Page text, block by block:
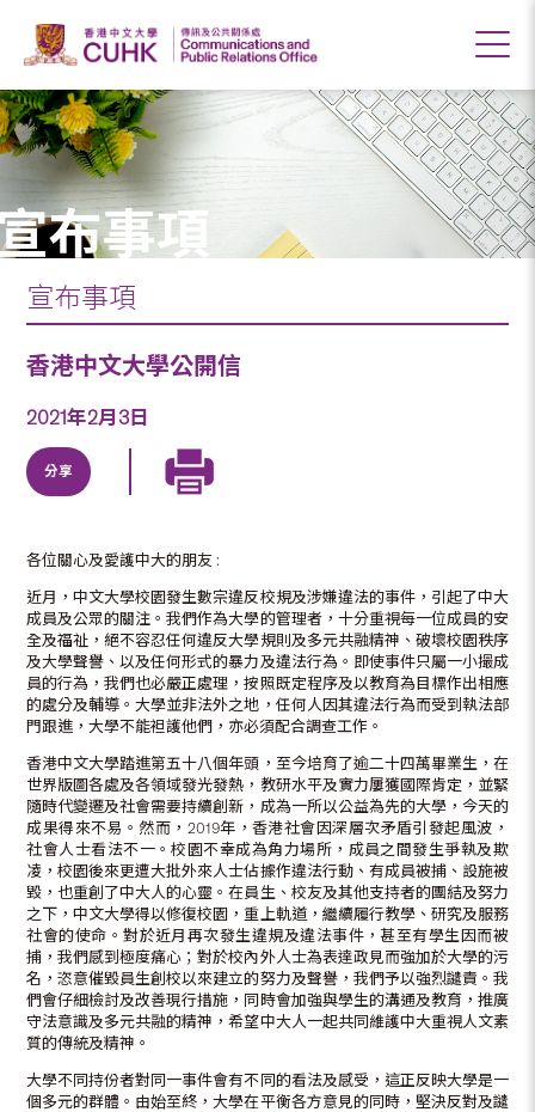
布事項
宣布事項
香港中文大學公開信
2021年2月3日
分享
各位關心及愛護中大的朋友 :
近月，中文大學校園發生數宗違反校規及涉嫌違法的事件，引起了中大
成員及公眾的關注。我們作為大學的管理者，十分重視每一位成員的安
全及福祉，絕不容忍任何違反大學規則及多元共融精神、破壞校園秩序
及大學聲譽、以及任何形式的暴力及違法行為。即使事件只屬一小撮成
員的行為，我們也必嚴正處理，按照既定程序及以教育為目標作出相應
的處分及輔導。大學並非法外之地，任何人因其違法行為而受到執法部
門跟進，大學不能袒護他們，亦必須配合調查工作。
香港中文大學踏進第五十八個年頭，至今培育了逾二十四萬畢業生，在
世界版圖各處及各領域發光發熱，教研水平及實力屢獲國際肯定，並緊
隨時代變遷及社會需要持續創新，成為一所以公益為先的大學，今天的
成果得來不易。然而，2019年，香港社會因深層次矛盾引發起風波，
社會人士看法不一。校園不幸成為角力場所，成員之間發生爭執及欺
凌，校園後來更遭大批外來人士佔據作違法行動、有成員被捕、設施被
毀，也重創了中大人的心靈。在員生、校友及其他支持者的團結及努力
之下，中文大學得以修復校園，重上軌道，繼續履行教學、研究及服務
社會的使命。對於近月再次發生違規及違法事件，甚至有學生因而被
捕，我們感到極度痛心；對於校內外人士為表達政見而強加於大學的污
名，恣意催毀員生創校以來建立的努力及聲譽，我們予以強烈譴責。我
們會仔細檢討及改善現行措施，同時會加強與學生的溝通及教育，推廣
守法意識及多元共融的精神，希望中大人一起共同維護中大重視人文素
質的傳統及精神。
大學不同持份者對同一事件會有不同的看法及感受，這正反映大學是一
個多元的群體。由始至終，大學在平衡各方意見的同時，堅決反對及譴